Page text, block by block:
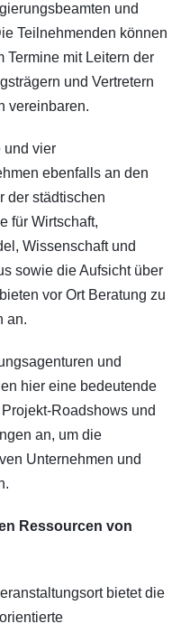
und
Teilnehmenden können
Termine mit Leitern der
und Vertretern
vereinbaren.
und vier
ebenfalls an den
der städtischen
für Wirtschaft,
Wissenschaft und
sowie die Aufsicht über
vor Ort Beratung zu
an.
und
hier eine bedeutende
Roadshows und
an, um die
Unternehmen und
Ressourcen von
bietet die